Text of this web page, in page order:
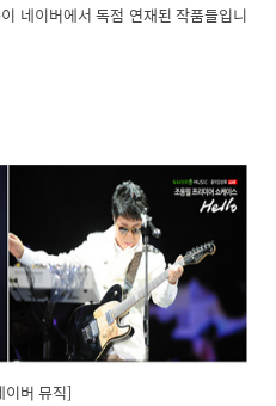
네이버에서 독점 연재된 작품들입니
이버 뮤직]